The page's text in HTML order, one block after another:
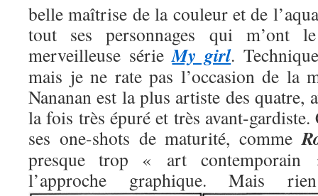
belle maîtrise de la couleur et de
tout ses personnages qui m’ont
merveilleuse sérieMy girl.
mais je ne rate pas l’occasion de la
Nananan est la plus artiste des quatre,
la fois très épuré et très avant-
ses one-shots de maturité, comme
presque trop « art contemporain
l’approche graphique. Mais